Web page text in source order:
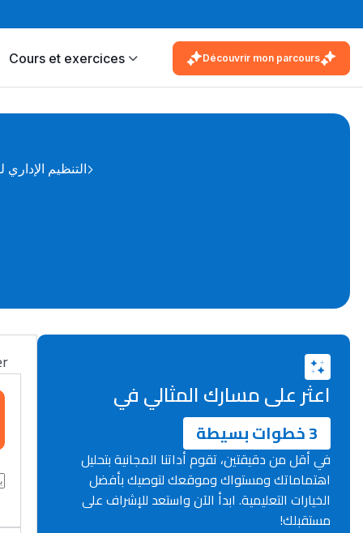
Cours et exercices Découvrir mon parcours
التنظيم الإداري
اعثر على مسارك المثالي في
3 خطوات بسيطة
في أقل من دقيقتين، تقوم أداتنا المجانية بتحليل
اهتماماتك ومستواك وموقعك لتوصيك بأفضل
الخيارات التعليمية. ابدأ الآن واستعد للإشراف على
مستقبلك!